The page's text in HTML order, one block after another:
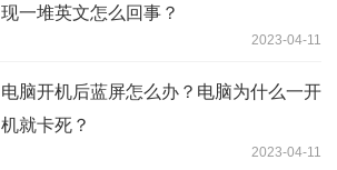
现一堆英文怎么回事？
2023-04-11
电脑开机后蓝屏怎么办？电脑为什么一开
机就卡死？
2023-04-11